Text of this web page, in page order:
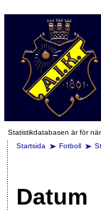
Statistikdatabasen är för
Startsida
Fotboll
Datum